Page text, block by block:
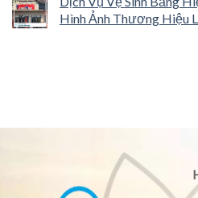
Hình Ảnh Thương Hiệu